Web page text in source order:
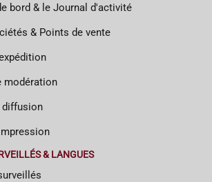
bord & le Journal d'activité
& Points de vente
modération
diffusion
& LANGUES